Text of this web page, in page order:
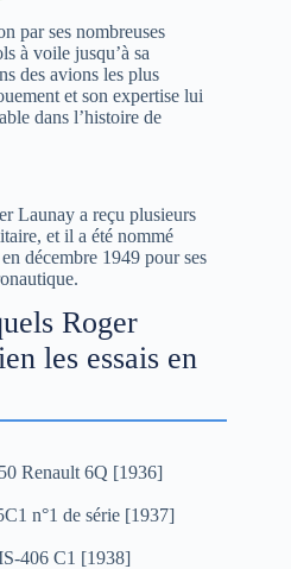
par ses nombreuses
à voile jusqu’à sa
des avions les plus
et son expertise lui
dans l’histoire de
Launay a reçu plusieurs
et il a été nommé
décembre 1949 pour ses
Roger
les essais en
Renault 6Q [1936]
n°1 de série [1937]
406 C1 [1938]